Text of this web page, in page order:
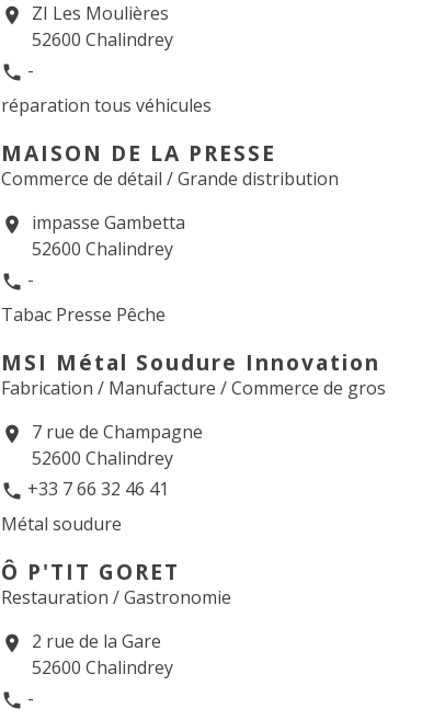
location_on
ZI Les Moulières
52600 Chalindrey
phone -
réparation tous véhicules
MAISON DE LA PRESSE
Commerce de détail / Grande distribution
location_on
impasse Gambetta
52600 Chalindrey
phone -
Tabac Presse Pêche
MSI Métal Soudure Innovation
Fabrication / Manufacture / Commerce de gros
location_on
7 rue de Champagne
52600 Chalindrey
phone +33 7 66 32 46 41
Métal soudure
Ô P'TIT GORET
Restauration / Gastronomie
location_on
2 rue de la Gare
52600 Chalindrey
phone -